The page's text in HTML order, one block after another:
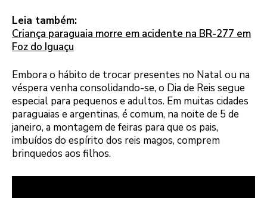
Leia também:
Criança paraguaia morre em acidente na BR-277 em
Foz do Iguaçu
Embora o hábito de trocar presentes no Natal ou na
véspera venha consolidando-se, o Dia de Reis segue
especial para pequenos e adultos. Em muitas cidades
paraguaias e argentinas, é comum, na noite de 5 de
janeiro, a montagem de feiras para que os pais,
imbuídos do espírito dos reis magos, comprem
brinquedos aos filhos.